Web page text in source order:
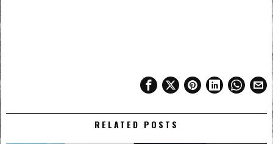
RELATED POSTS